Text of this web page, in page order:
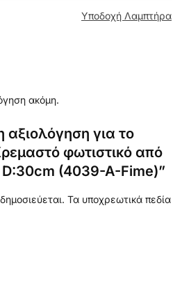
Υποδοχή Λαμπτήρα
ακόμη.
αξιολόγηση για το
φωτιστικό από
D:30cm (4039-A-Fime)”
Τα υποχρεωτικά πεδία